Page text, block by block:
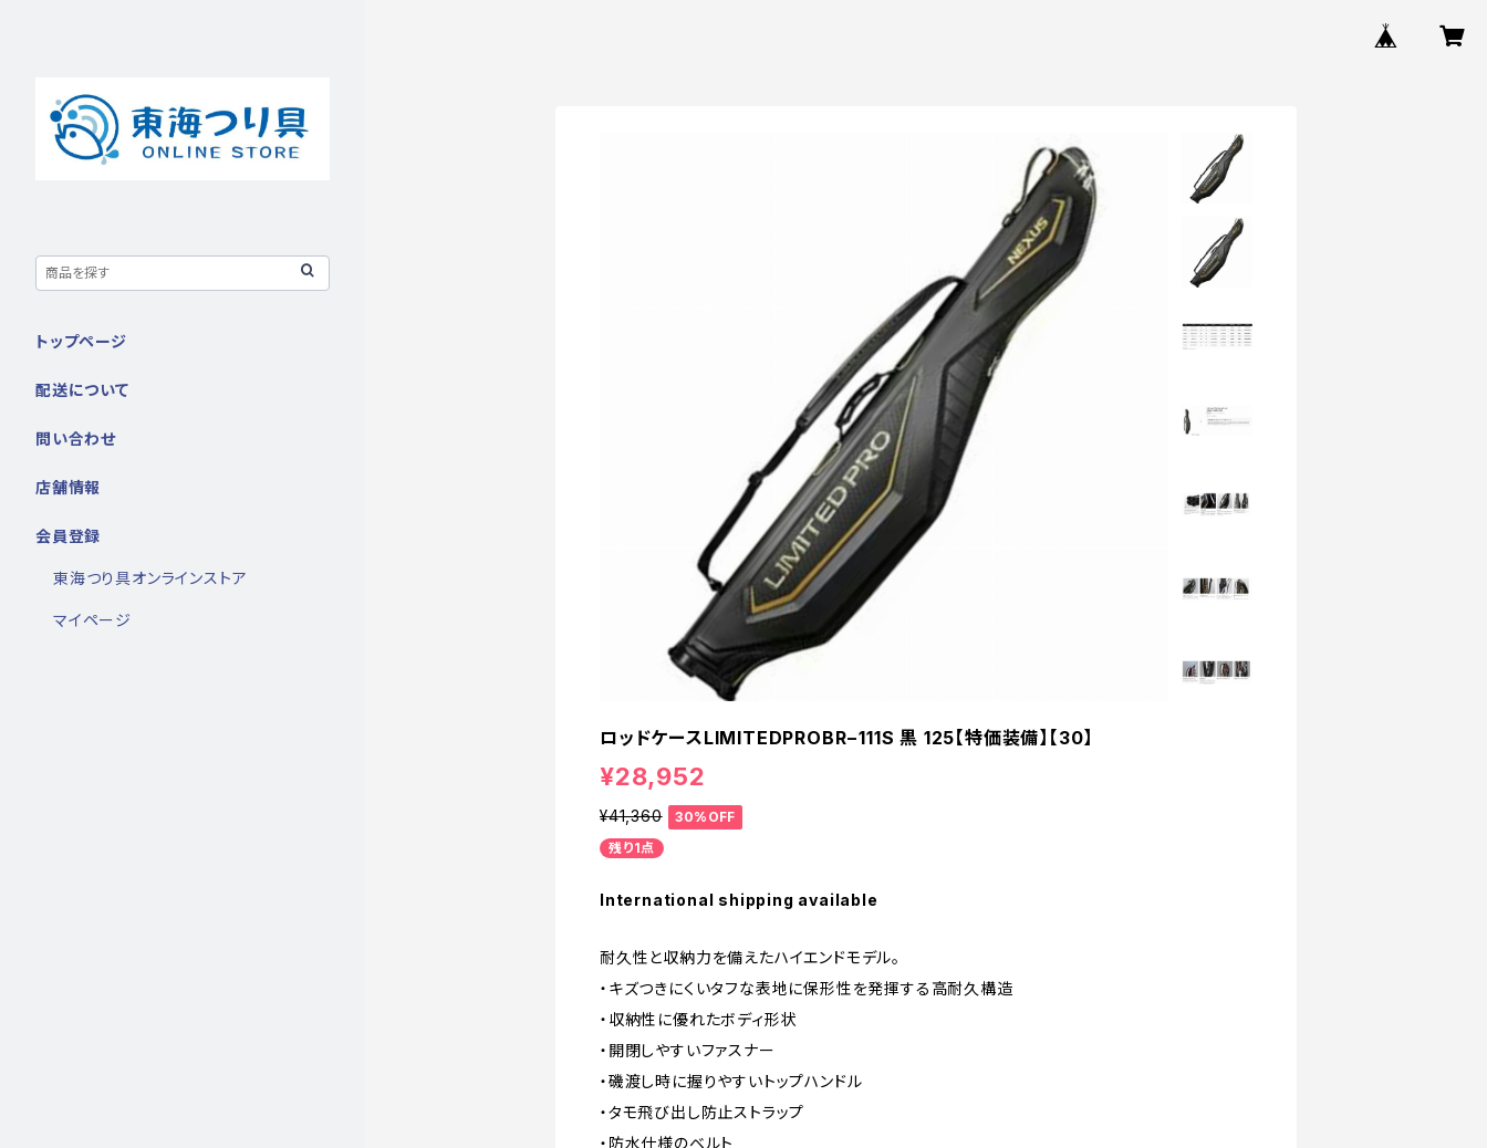
ロッドケースLIMITEDPROBR−111S 黒 125【特価装備】【30】
¥28,952
¥41,360
30%OFF
残り1点
International shipping available
耐久性と収納力を備えたハイエンドモデル。
・キズつきにくいタフな表地に保形性を発揮する高耐久構造
・収納性に優れたボディ形状
・開閉しやすいファスナー
・磯渡し時に握りやすいトップハンドル
・タモ飛び出し防止ストラップ
・防水仕様のベルト
トップページ
配送について
問い合わせ
店舗情報
会員登録
東海つり具オンラインストア
マイページ